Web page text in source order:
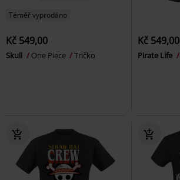
Téměř vyprodáno
Kč 549,00
Skull One Piece Tričko
Kč 549,00
Pirate Life